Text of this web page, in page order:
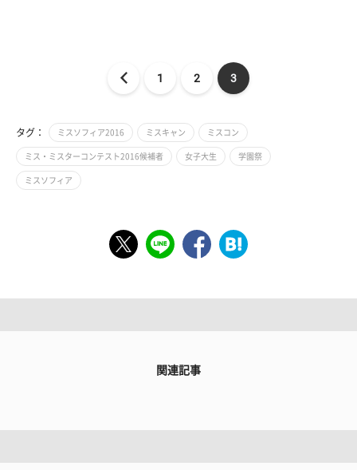
1 2 3
タグ： ミスソフィア2016 ミスキャン ミスコン
ミス・ミスターコンテスト2016候補者 女子大生 学園祭
ミスソフィア
関連記事